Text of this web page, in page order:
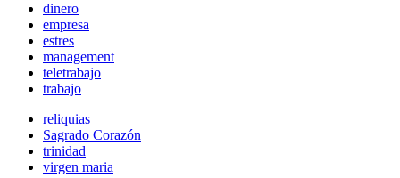
dinero
empresa
estres
management
teletrabajo
trabajo
reliquias
Sagrado Corazón
trinidad
virgen maria